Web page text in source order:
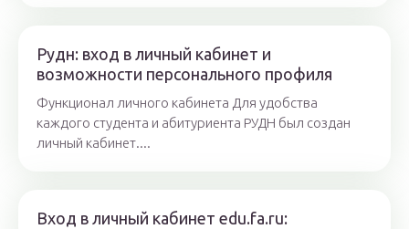
Рудн: вход в личный кабинет и
возможности персонального профиля
Функционал личного кабинета Для удобства
каждого студента и абитуриента РУДН был создан
личный кабинет....
Вход в личный кабинет edu.fa.ru: